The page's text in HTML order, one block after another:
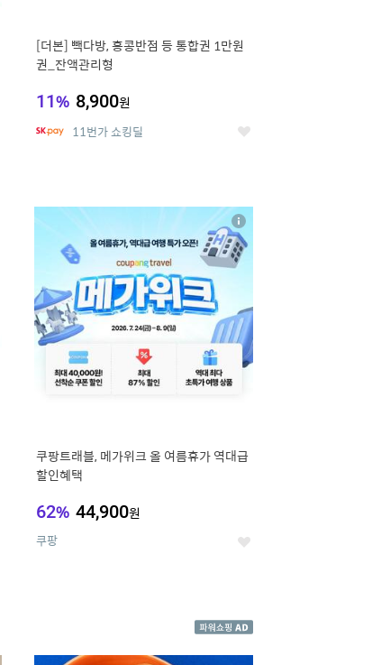
[더본] 빽다방, 홍콩반점 등 통합권 1만원
권_잔액관리형
11% 8,900원
11번가 쇼킹딜 좋
8
쿠팡트래블, 메가위크 올 여름휴가 역대급
할인혜택
62% 44,900원
쿠팡 좋
상
세